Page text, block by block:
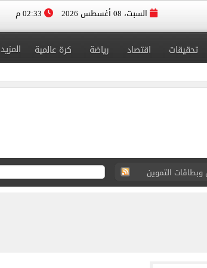
السبت، 08 أغسطس 2026
تحقيقات اقتصاد رياضة كرة عالمية المزيد